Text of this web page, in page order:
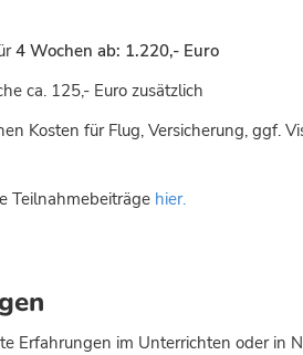
4 Wochen ab: 1.220,- Euro
ca. 125,- Euro zusätzlich
Kosten für Flug, Versicherung, ggf.
Teilnahmebeiträge hier.
Erfahrungen im Unterrichten oder in